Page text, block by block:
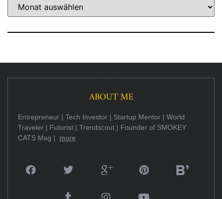
ABOUT ME
Entrepreneur | Tech Investor | Startup Mentor | World
Traveler | Futurist | Trendscout | Founder of SMOKEY
CATS Mag | more